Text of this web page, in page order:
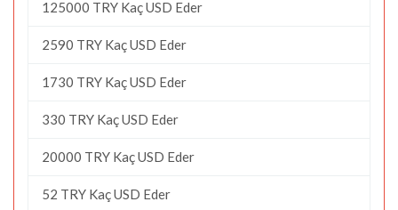
125000 TRY Kaç USD Eder
2590 TRY Kaç USD Eder
1730 TRY Kaç USD Eder
330 TRY Kaç USD Eder
20000 TRY Kaç USD Eder
52 TRY Kaç USD Eder